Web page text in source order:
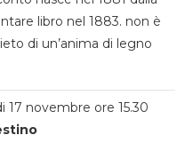
libro nel 1883. non è
di un’anima di legno
17 novembre ore 15.30